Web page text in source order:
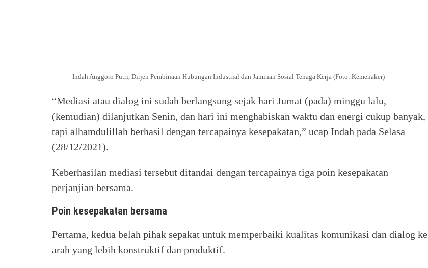
Indah Anggoro Putri, Dirjen Pembinaan Hubungan Industrial dan Jaminan Sosial Tenaga Kerja (Foto:.Kemenaker)
“Mediasi atau dialog ini sudah berlangsung sejak hari Jumat (pada) minggu lalu,
(kemudian) dilanjutkan Senin, dan hari ini menghabiskan waktu dan energi cukup banyak,
tapi alhamdulillah berhasil dengan tercapainya kesepakatan,” ucap Indah pada Selasa
(28/12/2021).
Keberhasilan mediasi tersebut ditandai dengan tercapainya tiga poin kesepakatan
perjanjian bersama.
Poin kesepakatan bersama
Pertama, kedua belah pihak sepakat untuk memperbaiki kualitas komunikasi dan dialog ke
arah yang lebih konstruktif dan produktif.